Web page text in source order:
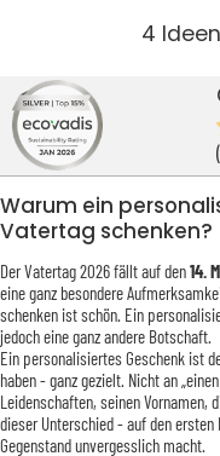
4
Warum ein
Vatertag schenken?
Der Vatertag 2026 fällt auf den14.
eine ganz besondere
schenken ist schön. Ein
jedoch eine ganz andere Botschaft.
Ein personalisiertes Geschenk ist
haben - ganz gezielt. Nicht an
Leidenschaften, seinen Vornamen,
dieser Unterschied - auf den
Gegenstand unvergesslich macht.